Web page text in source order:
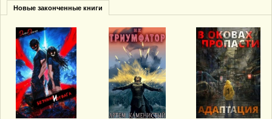
Новые законченные книги